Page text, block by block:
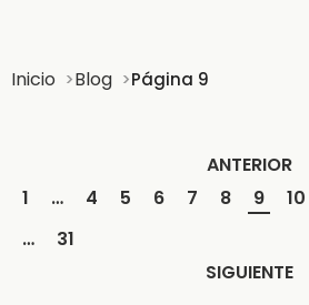
Inicio Blog Página 9
ANTERIOR
1
… 4 5 6 7 8 9 10
…
31
SIGUIENTE